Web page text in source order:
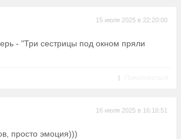
15 июля 2025 в 22:20:00
- "Три сестрицы под окном пряли
|
16 июля 2025 в 16:16:51
просто эмоция)))